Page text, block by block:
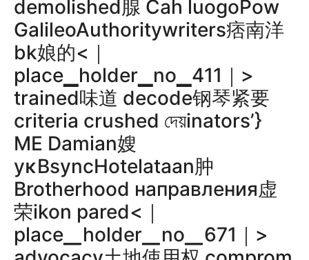
demolished腺 Cah luogoPow
GalileoAuthoritywriters痞南洋
bk娘的<｜
place▁holder▁no▁411｜>
trained味道 decode钢琴紧要
criteria crushed দেয়inators’}
ME Damian嫂
уκBsyncHotelataan肿
Brotherhood направления虚
荣ikon pared<｜
place▁holder▁no▁671｜>